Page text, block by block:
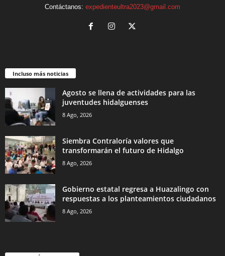
Contáctanos: expedienteultra2023@gmail.com
Incluso más noticias
Agosto se llena de actividades para las
juventudes hidalguenses
8 Ago, 2026
Siembra Contraloría valores que
transformarán el futuro de Hidalgo
8 Ago, 2026
Gobierno estatal regresa a Huazalingo con
respuestas a los planteamientos ciudadanos
8 Ago, 2026